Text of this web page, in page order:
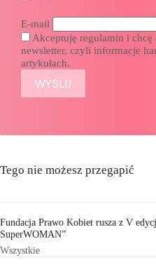
E-mail
Akceptuję regulamin i chcę
newsletter, czyli informacje
artykułach.
Tego nie możesz przegapić
Fundacja Prawo Kobiet rusza z V
SuperWOMAN”
Wszystkie